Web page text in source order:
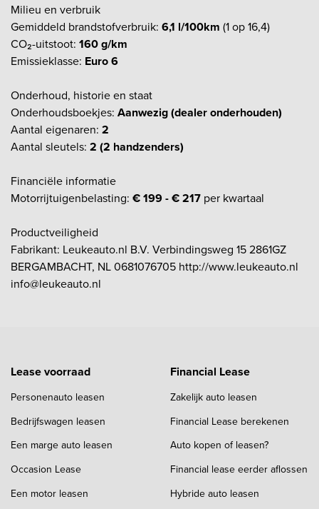
Milieu en verbruik
Gemiddeld brandstofverbruik: 6,1 l/100km (1 op 16,4)
CO₂-uitstoot: 160 g/km
Emissieklasse: Euro 6
Onderhoud, historie en staat
Onderhoudsboekjes: Aanwezig (dealer onderhouden)
Aantal eigenaren: 2
Aantal sleutels: 2 (2 handzenders)
Financiële informatie
Motorrijtuigenbelasting: € 199 - € 217 per kwartaal
Productveiligheid
Fabrikant: Leukeauto.nl B.V. Verbindingsweg 15 2861GZ
BERGAMBACHT, NL 0681076705 http://www.leukeauto.nl
info@leukeauto.nl
Lease voorraad
Personenauto leasen
Bedrijfswagen leasen
Een marge auto leasen
Occasion Lease
Een motor leasen
Financial Lease
Zakelijk auto leasen
Financial Lease berekenen
Auto kopen of leasen?
Financial lease eerder aflossen
Hybride auto leasen